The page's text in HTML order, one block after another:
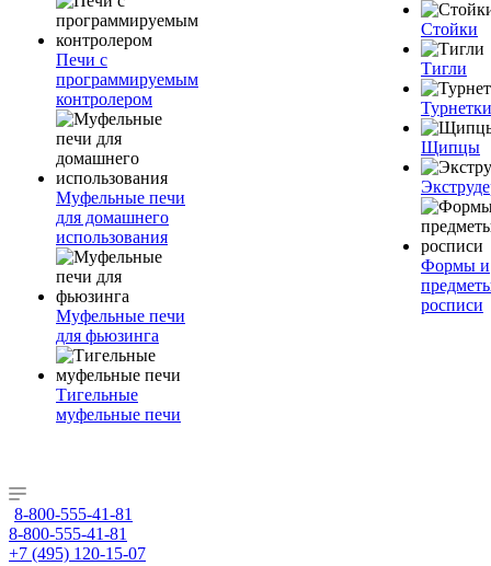
Печи с
программируемым
контролером
Муфельные печи
для домашнего
использования
Муфельные печи
для фьюзинга
Тигельные
муфельные печи
Стойки
Тигли
Турнетки
Щипцы
Формы и
росписи
8-800-555-41-81
8-800-555-41-81
+7 (495) 120-15-07